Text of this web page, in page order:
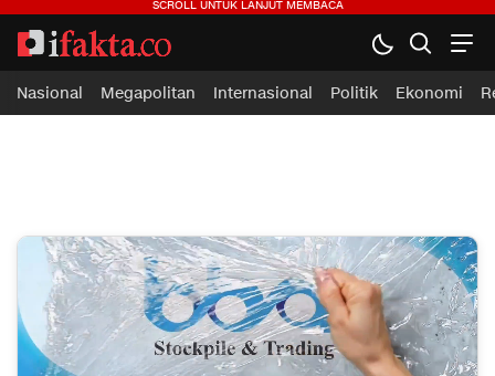
Nasional Megapolitan Internasional Politik Ekonomi